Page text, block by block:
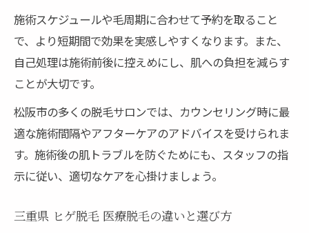
施術スケジュールや毛周期に合わせて予約を取ること
で、より短期間で効果を実感しやすくなります。また、
自己処理は施術前後に控えめにし、肌への負担を減らす
ことが大切です。
松阪市の多くの脱毛サロンでは、カウンセリング時に最
適な施術間隔やアフターケアのアドバイスを受けられま
す。施術後の肌トラブルを防ぐためにも、スタッフの指
示に従い、適切なケアを心掛けましょう。
三重県 ヒゲ脱毛 医療脱毛の違いと選び方